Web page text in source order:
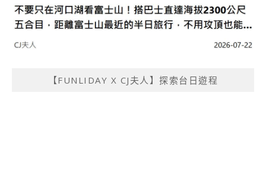
【FUNLIDAY X CJ夫人】探索台日遊程